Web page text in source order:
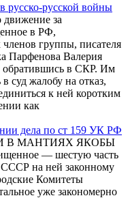
русско-русской войны
за
в РФ,
группы, писателя
Валерия
обратившись в СКР. Им
суд жалобу на отказ,
к ней коротким
как
дела по ст 159 УК РФ
МАНТИЯХ ЯКОБЫ
— шестую часть
на ней законному
Комитеты
уже закономерно